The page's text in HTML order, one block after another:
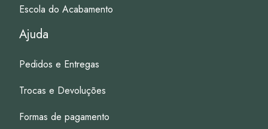
Escola do Acabamento
Ajuda
Pedidos e Entregas
Trocas e Devoluções
Formas de pagamento